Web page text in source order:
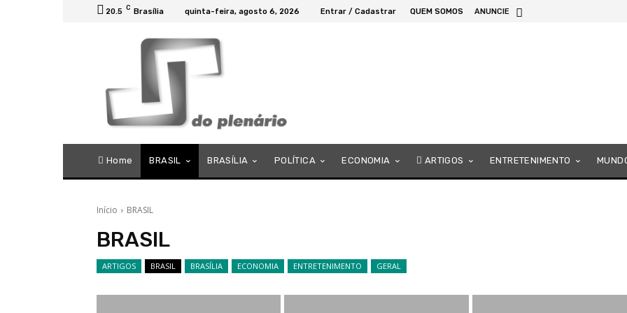
20.5 C Brasília quinta-feira, agosto 6, 2026 Entrar / Cadastrar QUEM SOMOS ANUNCIE
Home BRASIL BRASÍLIA POLÍTICA ECONOMIA ARTIGOS ENTRETENIMENTO
Início BRASIL
BRASIL
ARTIGOS BRASIL BRASÍLIA ECONOMIA ENTRETENIMENTO GERAL